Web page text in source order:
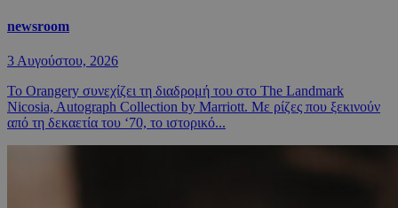
newsroom
3 Αυγούστου, 2026
Το Orangery συνεχίζει τη διαδρομή του στο The Landmark
Nicosia, Autograph Collection by Marriott. Με ρίζες που ξεκινούν
από τη δεκαετία του ‘70, το ιστορικό...